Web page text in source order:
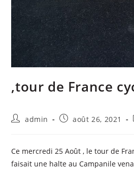
,tour de France
admin août 26, 2021
Ce mercredi 25 Août , le tour de
faisait une halte au Campanile